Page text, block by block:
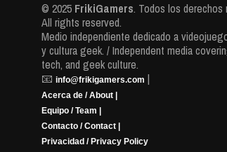
© 2025 FrikiGamers. Todos los derechos
All rights reserved.
Medio independiente dedicado a
y cultura geek. / Independent media
tech, and geek culture.
📧 info@frikigamers.com |
Acerca de / About |
Equipo / Team |
Contacto / Contact |
Privacidad / Privacy Policy